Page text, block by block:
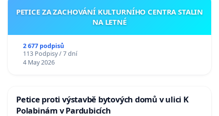
PETICE ZA ZACHOVÁNÍ KULTURNÍHO CENTRA STALIN
NA LETNÉ
2 677 podpisů
113 Podpisy / 7 dní
4 May 2026
Petice proti výstavbě bytových domů v ulici K
Polabinám v Pardubicích